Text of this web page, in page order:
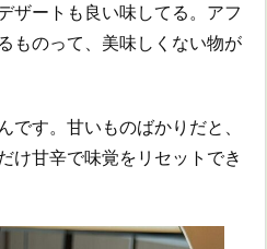
ザートも良い味してる。アフ
ものって、美味しくない物が
です。甘いものばかりだと、
け甘辛で味覚をリセットでき